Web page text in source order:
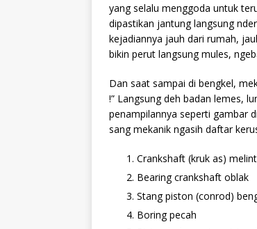
yang selalu menggoda untuk
dipastikan jantung langsung
kejadiannya jauh dari rumah,
bikin perut langsung mules,
Dan saat sampai di bengkel,
!” Langsung deh badan lemes,
penampilannya seperti gambar
sang mekanik ngasih daftar
Crankshaft (kruk as)
Bearing crankshaft oblak
Stang piston (conrod)
Boring pecah